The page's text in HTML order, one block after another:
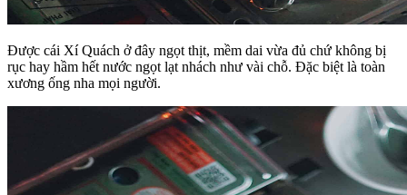
Được cái Xí Quách ở đây ngọt thịt, mềm dai vừa đủ chứ không bị
rục hay hầm hết nước ngọt lạt nhách như vài chỗ. Đặc biệt là toàn
xương ống nha mọi người.